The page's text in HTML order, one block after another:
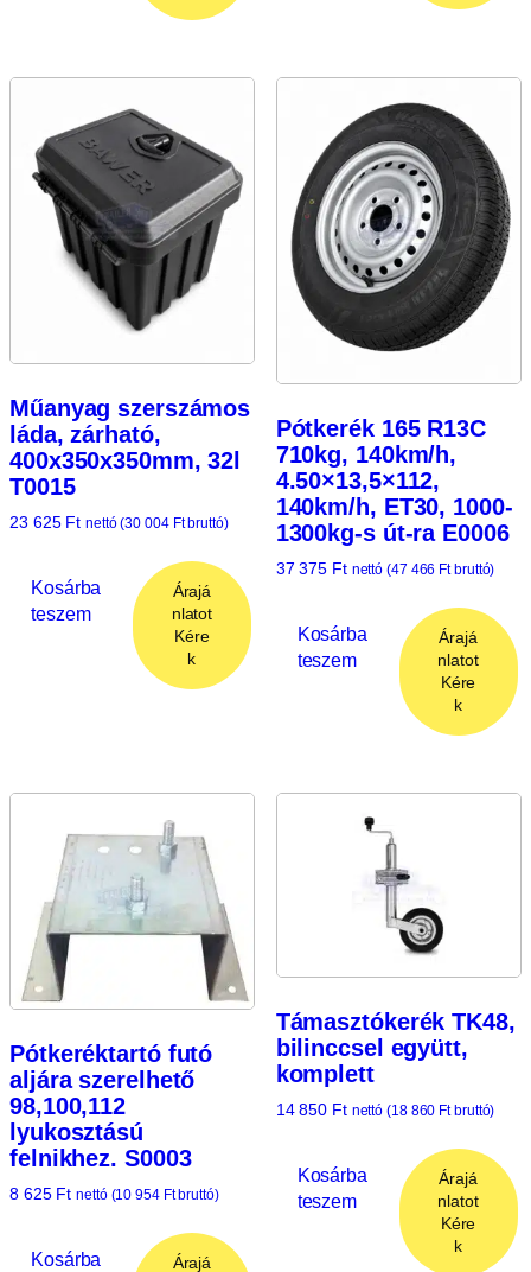
Műanyag szerszámos
láda, zárható,
400x350x350mm, 32l
T0015
23 625 Ft nettó (30 004 Ftbruttó)
Kosárba
teszem
Árajá
nlatot
Kére
k
Pótkerék 165 R13C
710kg, 140km/h,
4.50×13,5×112,
140km/h, ET30, 1000-
1300kg-s út-ra E0006
37 375 Ft nettó (47 466 Ftbruttó)
Kosárba
teszem
Árajá
nlatot
Kére
k
Pótkeréktartó futó
aljára szerelhető
98,100,112
lyukosztású
felnikhez. S0003
8 625 Ft nettó (10 954 Ftbruttó)
Kosárba Árajá
Támasztókerék TK48,
bilinccsel együtt,
komplett
14 850 Ft nettó (18 860 Ftbruttó)
Kosárba
teszem
Árajá
nlatot
Kére
k